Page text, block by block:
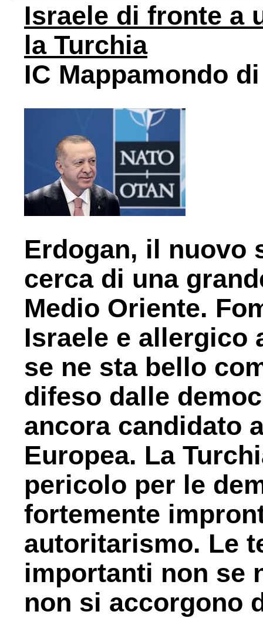
Israele di fronte a
la Turchia
IC Mappamondo
Erdogan, il nuovo
cerca di una
Medio Oriente.
Israele e allergico
se ne sta bello
difeso dalle
ancora candidato
Europea. La
pericolo per le
fortemente
autoritarismo. Le
importanti non se
non si accorgono